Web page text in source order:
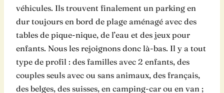
véhicules. Ils trouvent finalement un parking en
dur toujours en bord de plage aménagé avec des
tables de pique-nique, de l’eau et des jeux pour
enfants. Nous les rejoignons donc là-bas. Il y a tout
type de profil : des familles avec 2 enfants, des
couples seuls avec ou sans animaux, des français,
des belges, des suisses, en camping-car ou en van ;